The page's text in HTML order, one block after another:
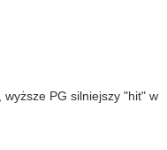
PG silniejszy "hit" w